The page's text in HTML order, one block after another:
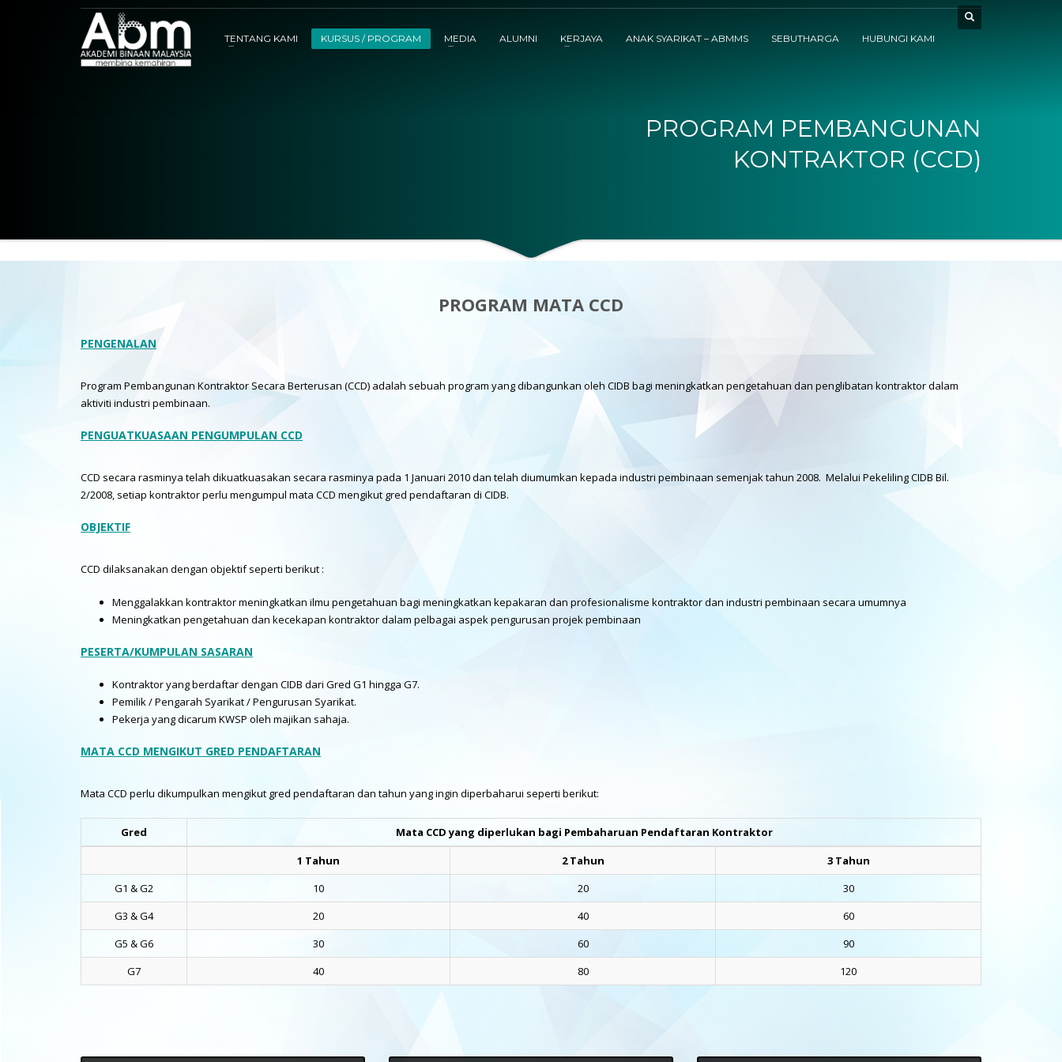
TENTANG KAMI KURSUS / PROGRAM MEDIA ALUMNI KERJAYA ANAK SYARIKAT – ABMMS SEBUTHARGA HUBUNGI KAMI
PROGRAM PEMBANGUNAN
KONTRAKTOR (CCD)
PROGRAM MATA CCD
PENGENALAN
Program Pembangunan Kontraktor Secara Berterusan (CCD) adalah sebuah program yang dibangunkan oleh CIDB bagi meningkatkan pengetahuan dan penglibatan kontraktor dalam
aktiviti industri pembinaan.
PENGUATKUASAAN PENGUMPULAN CCD
CCD secara rasminya telah dikuatkuasakan secara rasminya pada 1 Januari 2010 dan telah diumumkan kepada industri pembinaan semenjak tahun 2008. Melalui Pekeliling CIDB Bil.
2/2008, setiap kontraktor perlu mengumpul mata CCD mengikut gred pendaftaran di CIDB.
OBJEKTIF
CCD dilaksanakan dengan objektif seperti berikut :
Menggalakkan kontraktor meningkatkan ilmu pengetahuan bagi meningkatkan kepakaran dan profesionalisme kontraktor dan industri pembinaan secara umumnya
Meningkatkan pengetahuan dan kecekapan kontraktor dalam pelbagai aspek pengurusan projek pembinaan
PESERTA/KUMPULAN SASARAN
Kontraktor yang berdaftar dengan CIDB dari Gred G1 hingga G7.
Pemilik / Pengarah Syarikat / Pengurusan Syarikat.
Pekerja yang dicarum KWSP oleh majikan sahaja.
MATA CCD MENGIKUT GRED PENDAFTARAN
Mata CCD perlu dikumpulkan mengikut gred pendaftaran dan tahun yang ingin diperbaharui seperti berikut:
Gred
Mata CCD yang diperlukan bagi Pembaharuan Pendaftaran Kontraktor
1 Tahun
2 Tahun
3 Tahun
G1 & G2
10 20
30
G3 & G4
20 40
60
G5 & G6
30 60
90
G7
40 80 120